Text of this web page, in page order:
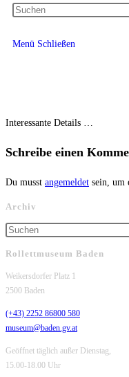
Menü Schließen
Interessante Details …
Schreibe einen
Du musst angemeldet sein, um
Archiv
Rollettmuseum Baden
Weikersdorfer Platz 1
2500 Baden
(+43) 2252 86800 580
museum@baden.gv.at
Geöffnet täglich außer Dienstag,
15.00-18.00 Uhr